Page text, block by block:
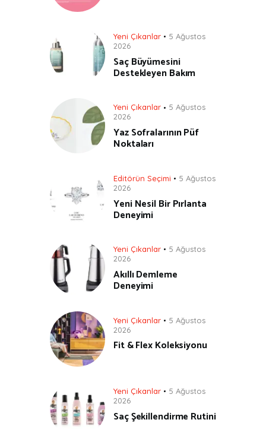
Yeni Çıkanlar
5 Ağustos
2026
Saç Büyümesini
Destekleyen Bakım
Yeni Çıkanlar
5 Ağustos
2026
Yaz Sofralarının Püf
Noktaları
Editörün Seçimi
5 Ağustos
2026
Yeni Nesil Bir Pırlanta
Deneyimi
Yeni Çıkanlar
5 Ağustos
2026
Akıllı Demleme
Deneyimi
Yeni Çıkanlar
5 Ağustos
2026
Fit & Flex Koleksiyonu
Yeni Çıkanlar
5 Ağustos
2026
Saç Şekillendirme Rutini